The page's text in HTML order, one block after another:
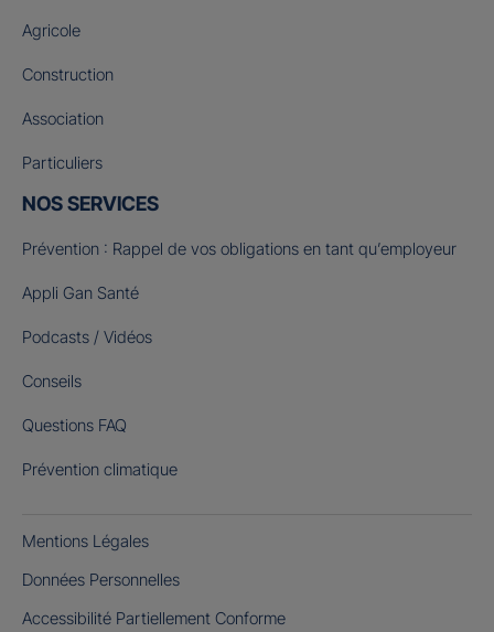
Agricole
Construction
Association
Particuliers
NOS SERVICES
Prévention : Rappel de vos obligations en tant qu’employeur
Appli Gan Santé
Podcasts / Vidéos
Conseils
Questions FAQ
Prévention climatique
Mentions Légales
Données Personnelles
Accessibilité Partiellement Conforme